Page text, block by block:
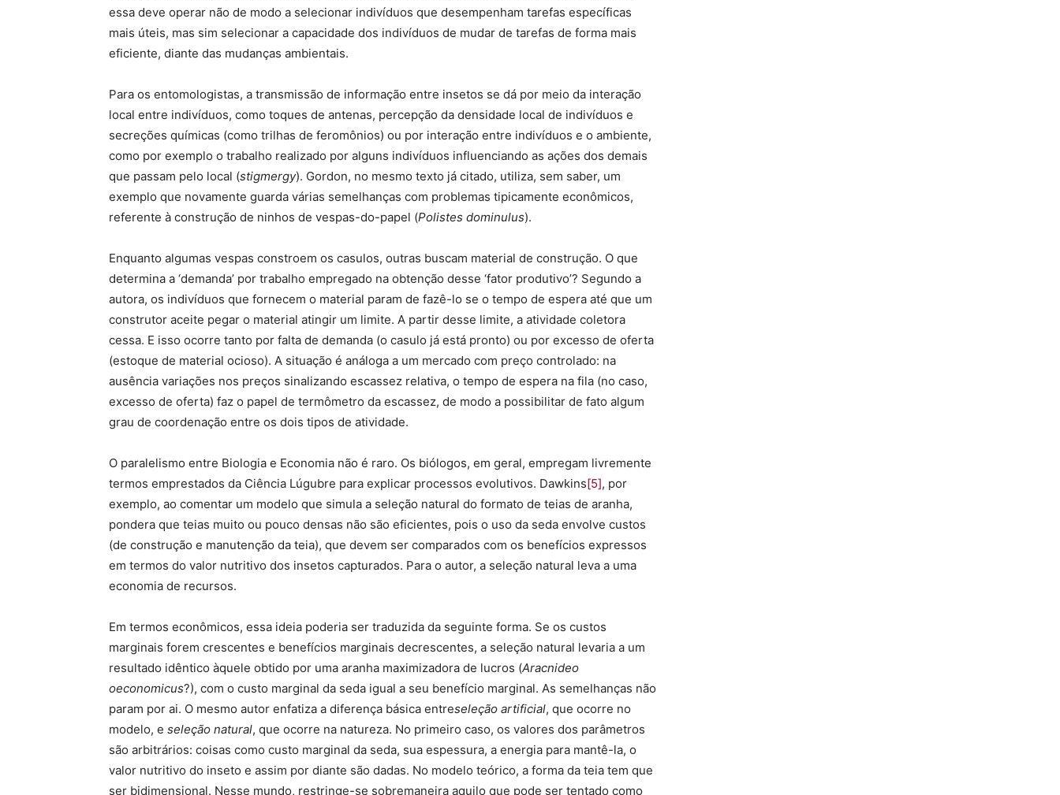
essa deve operar não de modo a selecionar indivíduos que desempenham tarefas específicas
mais úteis, mas sim selecionar a capacidade dos indivíduos de mudar de tarefas de forma mais
eficiente, diante das mudanças ambientais.
Para os entomologistas, a transmissão de informação entre insetos se dá por meio da interação
local entre indivíduos, como toques de antenas, percepção da densidade local de indivíduos e
secreções químicas (como trilhas de feromônios) ou por interação entre indivíduos e o ambiente,
como por exemplo o trabalho realizado por alguns indivíduos influenciando as ações dos demais
que passam pelo local (stigmergy). Gordon, no mesmo texto já citado, utiliza, sem saber, um
exemplo que novamente guarda várias semelhanças com problemas tipicamente econômicos,
referente à construção de ninhos de vespas-do-papel (Polistes dominulus).
Enquanto algumas vespas constroem os casulos, outras buscam material de construção. O que
determina a ‘demanda’ por trabalho empregado na obtenção desse ‘fator produtivo’? Segundo a
autora, os indivíduos que fornecem o material param de fazê-lo se o tempo de espera até que um
construtor aceite pegar o material atingir um limite. A partir desse limite, a atividade coletora
cessa. E isso ocorre tanto por falta de demanda (o casulo já está pronto) ou por excesso de oferta
(estoque de material ocioso). A situação é análoga a um mercado com preço controlado: na
ausência variações nos preços sinalizando escassez relativa, o tempo de espera na fila (no caso,
excesso de oferta) faz o papel de termômetro da escassez, de modo a possibilitar de fato algum
grau de coordenação entre os dois tipos de atividade.
O paralelismo entre Biologia e Economia não é raro. Os biólogos, em geral, empregam livremente
termos emprestados da Ciência Lúgubre para explicar processos evolutivos. Dawkins[5], por
exemplo, ao comentar um modelo que simula a seleção natural do formato de teias de aranha,
pondera que teias muito ou pouco densas não são eficientes, pois o uso da seda envolve custos
(de construção e manutenção da teia), que devem ser comparados com os benefícios expressos
em termos do valor nutritivo dos insetos capturados. Para o autor, a seleção natural leva a uma
economia de recursos.
Em termos econômicos, essa ideia poderia ser traduzida da seguinte forma. Se os custos
marginais forem crescentes e benefícios marginais decrescentes, a seleção natural levaria a um
resultado idêntico àquele obtido por uma aranha maximizadora de lucros (Aracnideo
oeconomicus?), com o custo marginal da seda igual a seu benefício marginal. As semelhanças não
param por ai. O mesmo autor enfatiza a diferença básica entreseleção artificial, que ocorre no
modelo, e seleção natural, que ocorre na natureza. No primeiro caso, os valores dos parâmetros
são arbitrários: coisas como custo marginal da seda, sua espessura, a energia para mantê-la, o
valor nutritivo do inseto e assim por diante são dadas. No modelo teórico, a forma da teia tem que
ser bidimensional. Nesse mundo, restringe-se sobremaneira aquilo que pode ser tentado como